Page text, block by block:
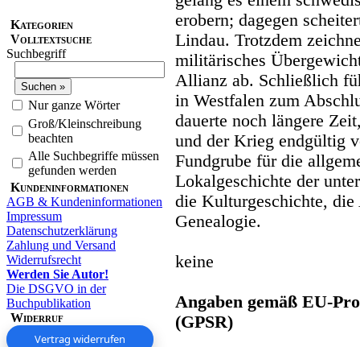
Kategorien
Volltextsuche
Suchbegriff
Nur ganze Wörter
Groß/Kleinschreibung
beachten
Alle Suchbegriffe müssen
gefunden werden
Kundeninformationen
AGB & Kundeninformationen
Impressum
Datenschutzerklärung
Zahlung und Versand
Widerrufsrecht
Werden Sie Autor!
Die DSGVO in der
Buchpublikation
Widerruf
Vertrag widerrufen
erobern; dagegen
Lindau. Trotzdem
militärisches
Allianz ab. Schließlich
in Westfalen zum
dauerte noch längere
und der Krieg endgültig
Fundgrube für die
Lokalgeschichte der
die Kulturgeschichte,
Genealogie.
keine
Angaben gemäß EU-
(GPSR)